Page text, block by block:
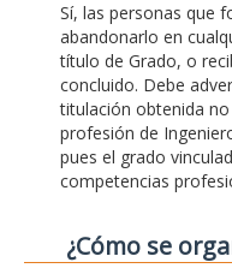
Sí, las personas que
abandonarlo en
título de Grado, o
concluido. Debe
titulación obtenida
profesión de
pues el grado
competencias
¿Cómo se